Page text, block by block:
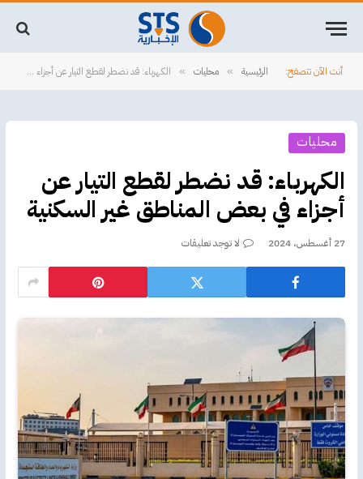
أنت الآن تتصفح: الرئيسية » محليات » الكهرباء: قد نضطر لقطع التيار عن أجزاء في بعض المناطق غير السكنية
محليات
الكهرباء: قد نضطر لقطع التيار عن
أجزاء في بعض المناطق غير السكنية
27 أغسطس، 2024 لا توجد تعليقات